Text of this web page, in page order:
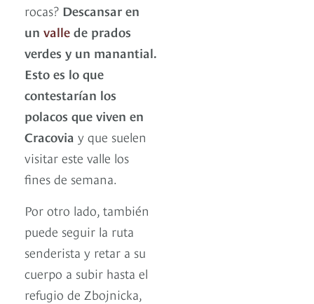
rocas? Descansar en
un valle de prados
verdes y un manantial.
Esto es lo que
contestarían los
polacos que viven en
Cracovia y que suelen
visitar este valle los
fines de semana.
Por otro lado, también
puede seguir la ruta
senderista y retar a su
cuerpo a subir hasta el
refugio de Zbojnicka,